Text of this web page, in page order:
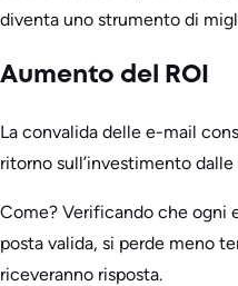
diventa uno strumento di
Aumento del ROI
La convalida delle e-mail
ritorno sull’investimento
Come? Verificando che ogni
posta valida, si perde meno
riceveranno risposta.